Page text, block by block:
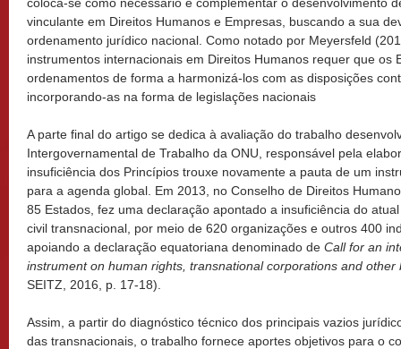
vinculante em Direitos Humanos e Empresas, buscando a sua
ordenamento jurídico nacional. Como notado por Meyersfeld
instrumentos internacionais em Direitos Humanos requer que os
ordenamentos de forma a harmonizá-los com as disposições
incorporando-as na forma de legislações nacionais
A parte final do artigo se dedica à avaliação do trabalho
Intergovernamental de Trabalho da ONU, responsável pela
insuficiência dos Princípios trouxe novamente a pauta de um
para a agenda global. Em 2013, no Conselho de Direitos
85 Estados, fez uma declaração apontado a insuficiência do
civil transnacional, por meio de 620 organizações e outros 400
apoiando a declaração equatoriana denominado de Call for an
instrument on human rights, transnational corporations and
SEITZ, 2016, p. 17-18).
Assim, a partir do diagnóstico técnico dos principais vazios
das transnacionais, o trabalho fornece aportes objetivos para o